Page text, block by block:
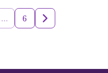
… 6